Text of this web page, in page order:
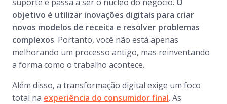
objetivo é utilizar inovações digitais para criar
novos modelos de receita e resolver problemas
complexos. Portanto, você não está apenas
melhorando um processo antigo, mas reinventando
a forma como o trabalho acontece.
Além disso, a transformação digital exige um foco
total na experiência do consumidor final. As